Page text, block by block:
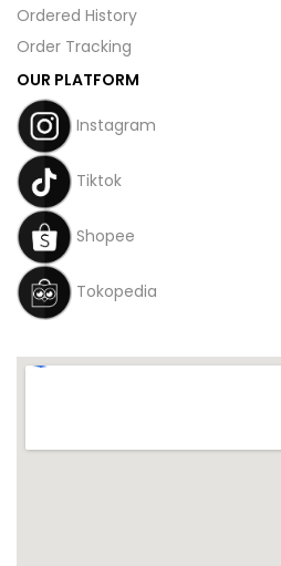
Ordered History
Order Tracking
OUR PLATFORM
Instagram
Tiktok
Shopee
Tokopedia